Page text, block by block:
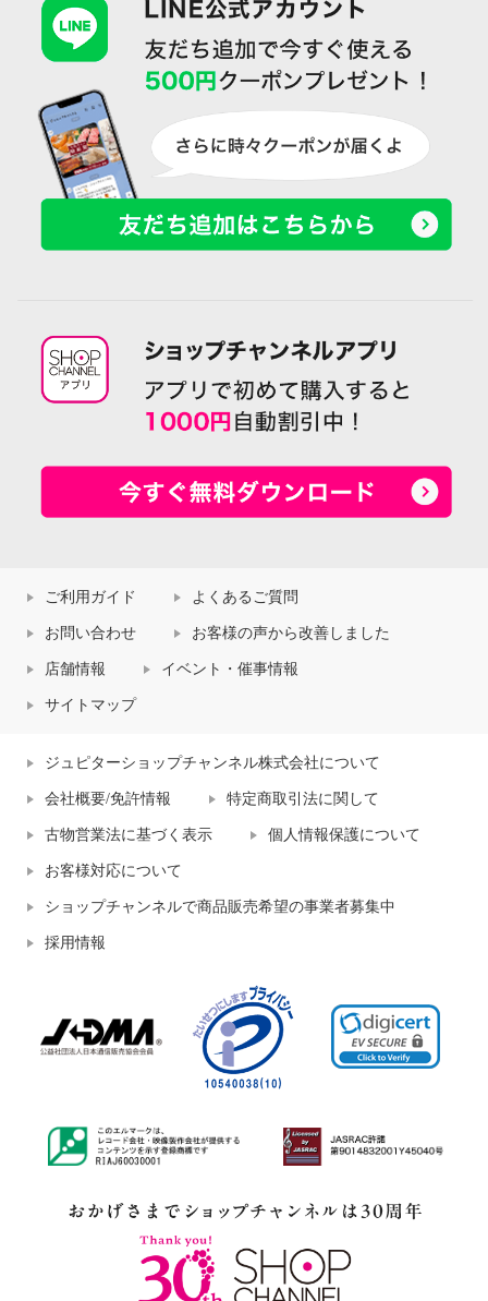
ご利用ガイド よくあるご質問
お問い合わせ お客様の声から改善しました
店舗情報 イベント・催事情報
サイトマップ
ジュピターショップチャンネル株式会社について
会社概要/免許情報 特定商取引法に関して
古物営業法に基づく表示 個人情報保護について
お客様対応について
ショップチャンネルで商品販売希望の事業者募集中
採用情報